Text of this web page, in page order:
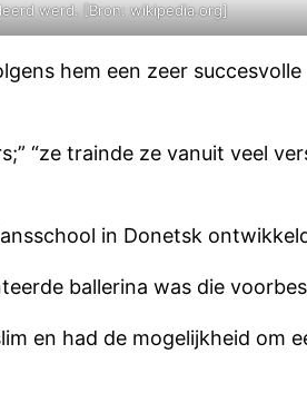
werd. [Bron: wikipedia.org]
hem een zeer
“ze trainde ze vanuit veel
in Donetsk
ballerina was die
en had de mogelijkheid om